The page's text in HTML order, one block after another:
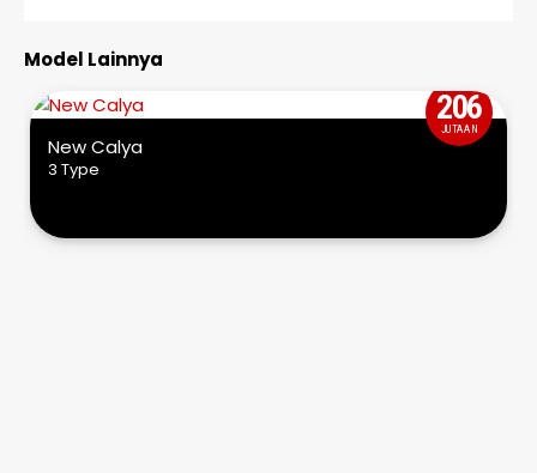
Model Lainnya
206
JUTAAN
New Calya
3 Type